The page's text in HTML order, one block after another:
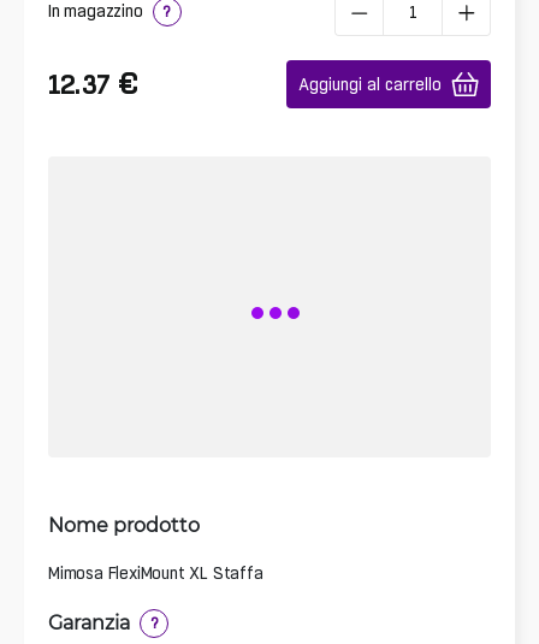
In magazzino ?
12.37 € Aggiungi al carrello
Nome prodotto
Mimosa FlexiMount XL Staffa
Garanzia ?